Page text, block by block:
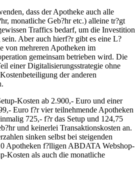
dass der Apotheke auch alle
monatliche Geb?hr etc.) alleine tr?gt
Traffics bedarf, um die Investition
Aber auch hierf?r gibt es eine L?
von mehreren Apotheken im
gemeinsam betrieben wird. Die
einer Digitalisierungsstrategie ohne
der anderen
Kosten ab 2.900,- Euro und einer
Euro f?r vier teilnehmende Apotheken
725,- f?r das Setup und 124,75
und keinerlei Transaktionskosten an.
sinken selbst bei steigenden
Apotheken f?lligen ABDATA Webshop-
Kosten als auch die monatliche